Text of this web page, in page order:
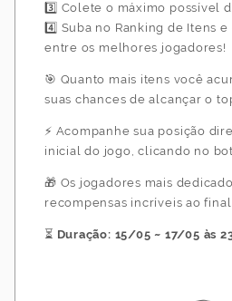
3️⃣ Colete o máximo possível
4️⃣ Suba no Ranking de Itens
entre os melhores jogadores!
🎯 Quanto mais itens você
suas chances de alcançar o
⚡ Acompanhe sua posição
inicial do jogo, clicando no
🎁 Os jogadores mais
recompensas incríveis ao
⏳ Duração: 15/05 ~ 17/05 às